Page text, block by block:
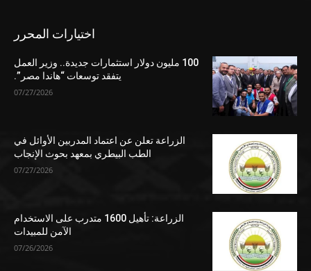
اختيارات المحرر
100 مليون دولار استثمارات جديدة.. وزير العمل
يتفقد توسعات “هاندا مصر”.
07/27/2026
الزراعة تعلن عن اعتماد المدربين الأوائل في
الطب البيطري بمعهد بحوث الإنجاب
07/27/2026
الزراعة: تأهيل 1600 متدرب على الاستخدام
الآمن للمبيدات
07/26/2026